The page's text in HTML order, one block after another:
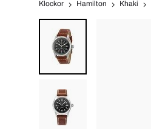
Klockor Hamilton Khaki